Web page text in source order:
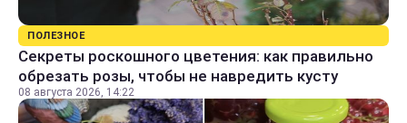
ПОЛЕЗНОЕ
Секреты роскошного цветения: как правильно
обрезать розы, чтобы не навредить кусту
08 августа 2026, 14:22